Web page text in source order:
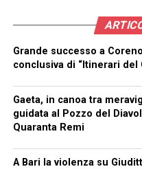
Grande successo a
conclusiva di “Itinerari
Gaeta, in canoa tra
guidata al Pozzo del
Quaranta Remi
A Bari la violenza su